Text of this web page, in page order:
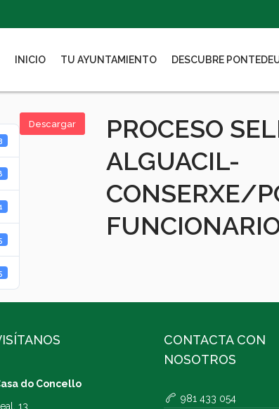
INICIO TU AYUNTAMIENTO DESCUBRE
Descargar
PROCESO
ALGUACIL-
CONSERXE/
do Concello
13
CONTACTA CON
NOSOTROS
981 433 054